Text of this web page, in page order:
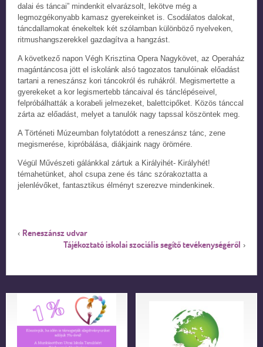
dalai és táncai” mindenkit elvarázsolt, lekötve még a
legmozgékonyabb kamasz gyerekeinket is. Csodálatos dalokat,
táncdallamokat énekeltek két szólamban különböző nyelveken,
ritmushangszerekkel gazdagítva a hangzást.
A következő napon Végh Krisztina Opera Nagykövet, az Operaház
magántáncosa jött el iskolánk alsó tagozatos tanulóinak előadást
tartani a reneszánsz kori táncokról és ruhákról. Megismertette a
gyerekeket a kor legismertebb táncaival és tánclépéseivel,
felpróbálhatták a korabeli jelmezeket, balettcipőket. Közös tánccal
zárta az előadást, melyet a tanulók nagy tapssal köszöntek meg.
A Történeti Múzeumban folytatódott a reneszánsz tánc, zene
megismerése, kipróbálása, diákjaink nagy örömére.
Végül Művészeti gálánkkal zártuk a Királyihét- Királyhét!
témahetünket, ahol csupa zene és tánc szórakoztatta a
jelenlévőket, fantasztikus élményt szerezve mindenkinek.
‹ Reneszánsz udvar
Tájékoztató iskolai szociális segítő tevékenységéről ›